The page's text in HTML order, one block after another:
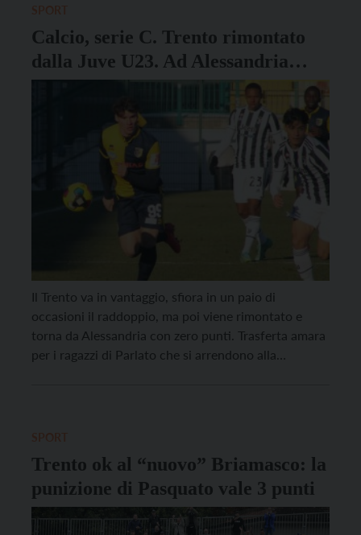
Calcio, serie C. Trento rimontato
dalla Juve U23. Ad Alessandria
finisce 2 a 1 per i bianconeri
Il Trento va in vantaggio, sfiora in un paio di
occasioni il raddoppio, ma poi viene rimontato e
torna da Alessandria con zero punti. Trasferta amara
per i ragazzi di Parlato che si arrendono alla
Trento ok al “nuovo” Briamasco: la
punizione di Pasquato vale 3 punti